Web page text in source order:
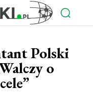
Polski
o